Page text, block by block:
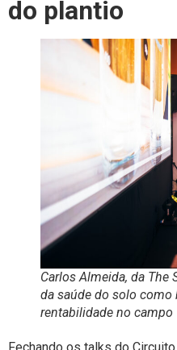
do plantio
Carlos Almeida, da The
da saúde do solo como
rentabilidade no campo